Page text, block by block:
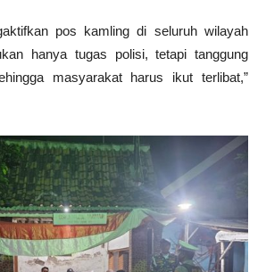
pos kamling di seluruh wilayah
hanya tugas polisi, tetapi tanggung
masyarakat harus ikut terlibat,”